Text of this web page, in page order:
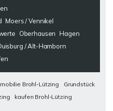
Moers / Vennikel
Oberhausen Hagen
/ Alt-Hamborn
Brohl-Lützing
Grundstück
kaufen Brohl-Lützing